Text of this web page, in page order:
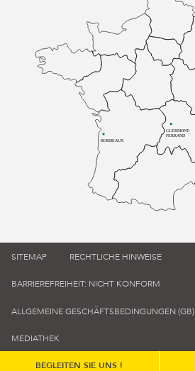
BORDEAUX
CLERMONT-
FERRAND
SITEMAP RECHTLICHE HINWEISE
BARRIEREFREIHEIT: NICHT KONFORM
ALLGEMEINE GESCHÄFTSBEDINGUNGEN (GB)
MEDIATHEK
BEGLEITEN SIE UNS !